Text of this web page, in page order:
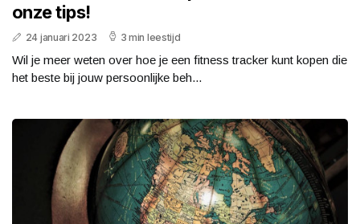
onze tips!
24 januari 2023 3 min leestijd
Wil je meer weten over hoe je een fitness tracker kunt kopen die
het beste bij jouw persoonlijke beh...